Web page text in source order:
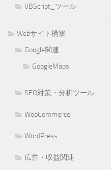
VBScript_ツール
Webサイト構築
Google関連
GoogleMaps
SEO対策・分析ツール
WooCommerce
WordPress
広告・収益関連